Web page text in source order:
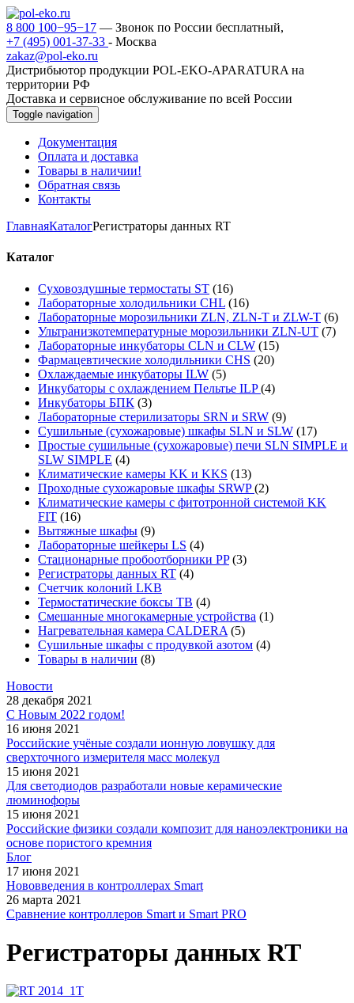
8 800 100−95−17 — Звонок по России бесплатный,
+7 (495) 001-37-33 - Москва
zakaz@pol-eko.ru
Дистрибьютор продукции POL-EKO-APARATURA на
территории РФ
Доставка и сервисное обслуживание по всей России
Toggle navigation
Документация
Оплата и доставка
Товары в наличии!
Обратная связь
Контакты
ГлавнаяКаталогРегистраторы данных RT
Каталог
Суховоздушные термостаты ST (16)
Лабораторные холодильники CHL (16)
Лабораторные морозильники ZLN, ZLN-T и ZLW-T (6)
Ультранизкотемпературные морозильники ZLN-UT (7)
Лабораторные инкубаторы CLN и CLW (15)
Фармацевтические холодильники CHS (20)
Охлаждаемые инкубаторы ILW (5)
Инкубаторы с охлаждением Пельтье ILP(4)
Инкубаторы БПК (3)
Лабораторные стерилизаторы SRN и SRW (9)
Сушильные (сухожаровые) шкафы SLN и SLW (17)
Простые сушильные (сухожаровые) печи SLN SIMPLE и
SLW SIMPLE (4)
Климатические камеры KK и KKS (13)
Проходные сухожаровые шкафы SRWP(2)
Климатические камеры с фитотронной системой KK
FIT (16)
Вытяжные шкафы (9)
Лабораторные шейкеры LS (4)
Стационарные пробоотборники PP (3)
Регистраторы данных RT (4)
Счетчик колоний LKB
Термостатические боксы TB (4)
Смешанные многокамерные устройства (1)
Нагревательная камера CALDERA (5)
Сушильные шкафы с продувкой азотом (4)
Товары в наличии (8)
Новости
28 декабря 2021
С Новым 2022 годом!
16 июня 2021
Российские учёные создали ионную ловушку для
сверхточного измерителя масс молекул
15 июня 2021
Для светодиодов разработали новые керамические
люминофоры
15 июня 2021
Российские физики создали композит для наноэлектроники на
основе пористого кремния
Блог
17 июня 2021
Нововведения в контроллерах Smart
26 марта 2021
Сравнение контроллеров Smart и Smart PRO
Регистраторы данных RT